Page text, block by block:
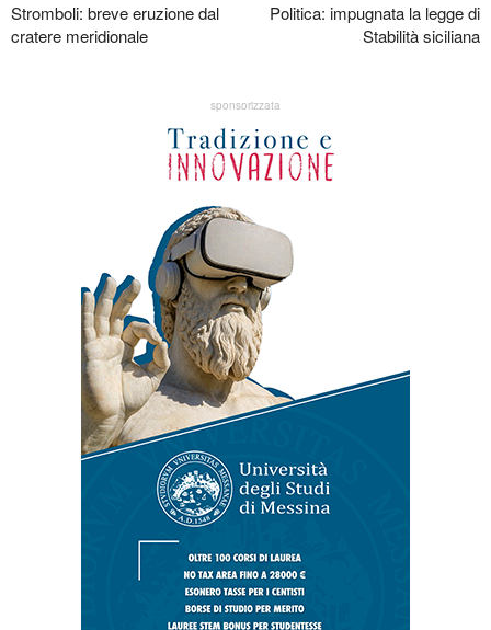
Stromboli: breve eruzione dal
cratere meridionale
Politica: impugnata la legge di
Stabilità siciliana
sponsorizzata